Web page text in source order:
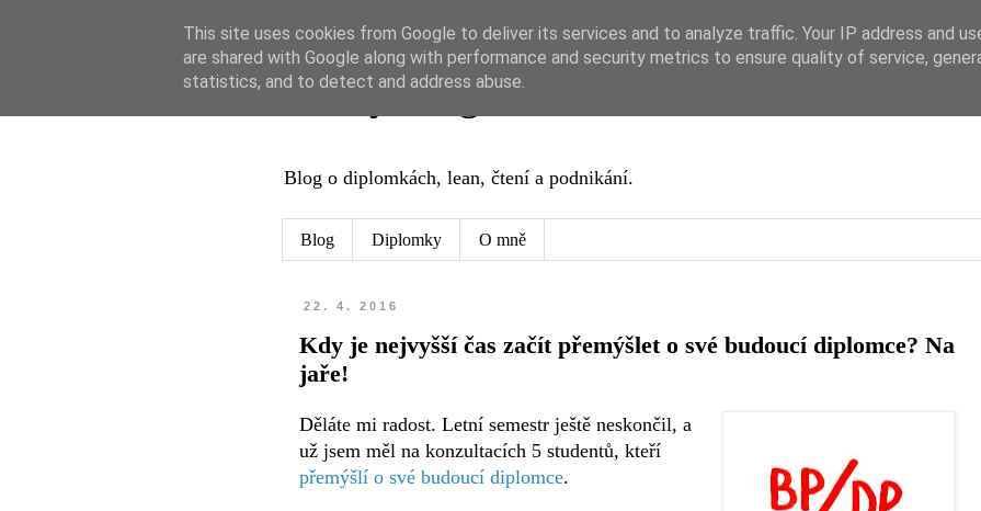
Leaný blog
Blog o diplomkách, lean, čtení a podnikání.
Blog Diplomky O mně
22. 4. 2016
Kdy je nejvyšší čas začít přemýšlet o své budoucí diplomce? Na
jaře!
Děláte mi radost. Letní semestr ještě neskončil, a
už jsem měl na konzultacích 5 studentů, kteří
přemýšlí o své budoucí diplomce.
This site uses cookies from Google to deliver its services and to analyze traffic. Your IP address and
are shared with Google along with performance and security metrics to ensure quality of service,
statistics, and to detect and address abuse.